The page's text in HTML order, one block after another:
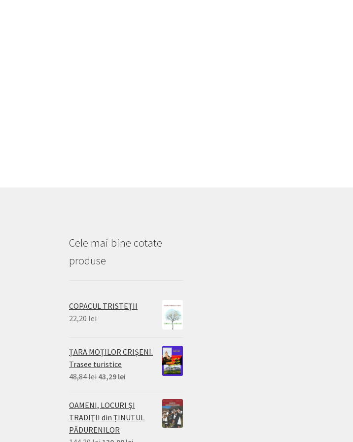
Cele mai bine cotate
produse
COPACUL TRISTEŢII
22,20 lei
ŢARA MOŢILOR CRIŞENI.
Trasee turistice
48,84lei Prețul
a
fost:
48,84 lei.
43,29 lei
este:
43,29 lei.
OAMENI, LOCURI ŞI
TRADIŢII din ȚINUTUL
PĂDURENILOR